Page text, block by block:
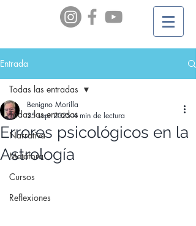
Entrada
Todas las entradas
Narrativa
Metáfora
Cursos
Reflexiones
Todas las entradas
Errores psicológicos en la
Astrología
Benigno Morilla
25 sept 2025 4 min de lectura